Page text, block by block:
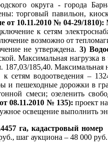
округа - города
торговый павильон,
от 10.11.2010 № 04-29/1810):
к сетям
возможно от
не утверждена.3)
Максимальная нагрузка в
185,40. Максимальная
сетям водоотведения –
и пешеходные дорожки в
смеси; озеленить
08.11.2010 № 135):проект
освещение выполнить
га, кадастровый номер
шаг аукциона – 48 000 руб.